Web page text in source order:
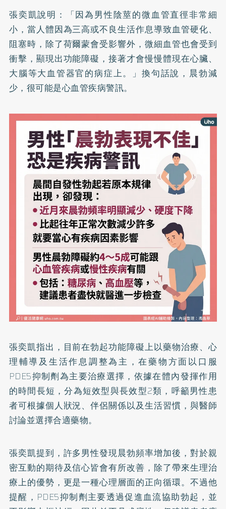
張奕凱說明：「因為男性陰莖的微血管直徑非常細
小，當人體因為三高或不良生活作息導致血管硬化、
阻塞時，除了荷爾蒙會受影響外，微細血管也會受到
衝擊，顯現出功能障礙，接著才會慢慢體現在心臟、
大腦等大血管器官的病症上。」換句話說，晨勃減
少，很可能是心血管疾病警訊。
張奕凱指出，目前在勃起功能障礙上以藥物治療、心
理輔導及生活作息調整為主，在藥物方面以口服
PDE5抑制劑為主要治療選擇，依據在體內發揮作用
的時間長短，分為短效型與長效型2類，呼籲男性患
者可根據個人狀況、伴侶關係以及生活習慣，與醫師
討論並選擇合適藥物。
張奕凱提到，許多男性發現晨勃頻率增加後，對於親
密互動的期待及信心皆會有所改善，除了帶來生理治
療上的優勢，更是一種心理層面的正向循環。不過他
提醒，PDE5抑制劑主要透過促進血流協助勃起，並